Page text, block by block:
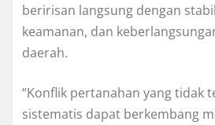
beririsan langsung dengan
keamanan, dan
daerah.
“Konflik pertanahan yang tidak
sistematis dapat berkembang